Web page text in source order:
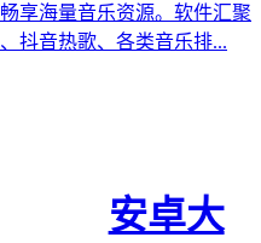
享海量音乐资源。软件汇聚
抖音热歌、各类音乐排...
安卓大